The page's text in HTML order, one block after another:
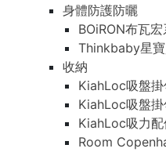
身體防護防曬
BOiRON布瓦
Thinkbaby星
收納
KiahLoc吸盤
KiahLoc吸盤
KiahLoc吸力
Room